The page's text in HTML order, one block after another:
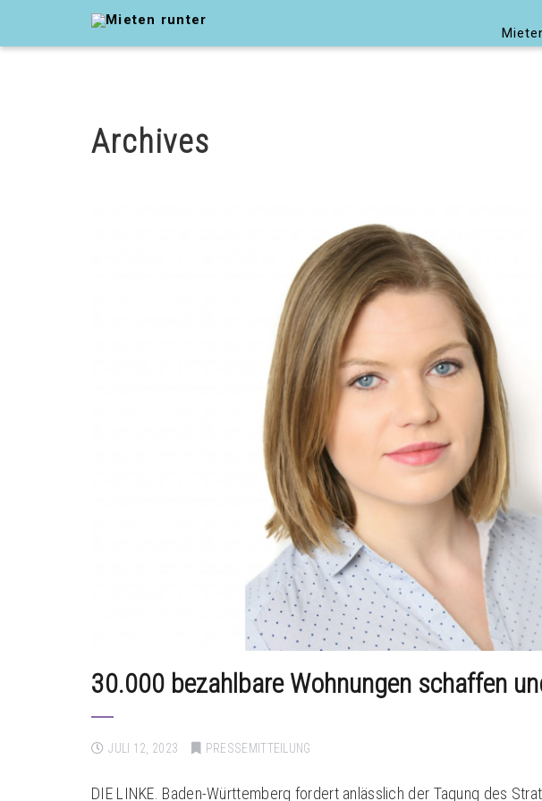
Archives
30.000 bezahlbare Wohnungen schaffen
JULI 12, 2023 PRESSEMITTEILUNG
DIE LINKE. Baden-Württemberg fordert anlässlich der Tagung des